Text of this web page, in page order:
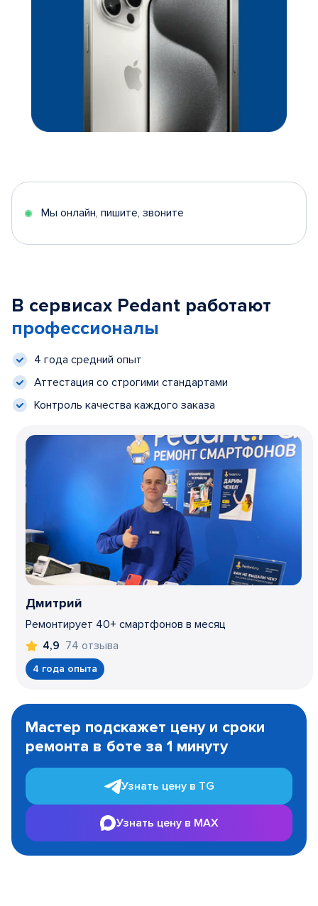
Мы онлайн, пишите, звоните
В сервисах Pedant работают
профессионалы
4 года средний опыт
Аттестация со строгими стандартами
Контроль качества каждого заказа
Дмитрий
Ремонтирует 40+ смартфонов в месяц
4,9 74 отзыва
4 года опыта
1
Мастер подскажет цену и сроки
ремонта в боте за 1 минуту
Узнать цену в TG
Узнать цену в MAX